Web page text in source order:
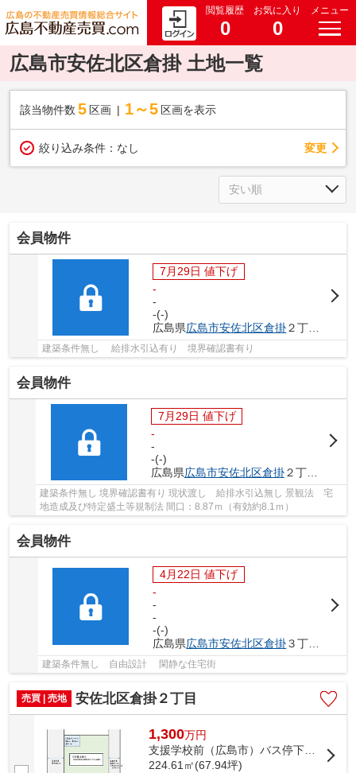
閲覧履歴
0
お気に入り
0
メニュー
広島市安佐北区倉掛 土地一覧
該当物件数 5 区画 1～5 区画を表示
絞り込み条件： なし 変更
会員物件
7月29日 値下げ
-
-
-(-)
広島県広島市安佐北区倉掛２丁目5-
建築条件無し 給排水引込有り 境界確認書有り
会員物件
7月29日 値下げ
-
-
-(-)
広島県広島市安佐北区倉掛２丁目5-
建築条件無し 境界確認書有り 現状渡し 給排水引込無し 景観法 宅
地造成及び特定盛土等規制法 間口：8.87ｍ（有効約8.1ｍ）
会員物件
4月22日 値下げ
-
-
-
-(-)
広島県広島市安佐北区倉掛３丁目17-
建築条件無し 自由設計 閑静な住宅街
売買 | 売地 安佐北区倉掛２丁目
1,300万円
224.61㎡(67.94坪)